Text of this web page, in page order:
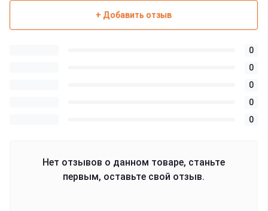
+ Добавить отзыв
0
0
0
0
0
Нет отзывов о данном товаре, станьте
первым, оставьте свой отзыв.